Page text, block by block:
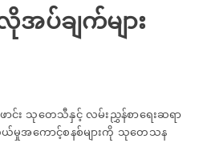
အပ်ချက်များ
ာင်း သုတေသီနှင့် လမ်းညွှန်စာရေးဆရာ
သွယ်မှုအကောင့်စနစ်များကို သုတေသန